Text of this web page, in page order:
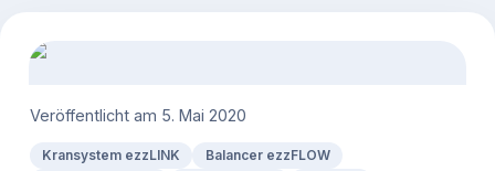
Veröffentlicht am 5. Mai 2020
Kransystem ezzLINK
Balancer ezzFLOW